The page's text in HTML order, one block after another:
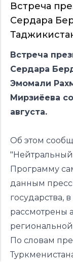
Встреча
Сердара
Встреча
Сердара
Эмомали
Мирзиёева
августа.
Об этом
"
Программу
данным
государства,
рассмотрены
По словам